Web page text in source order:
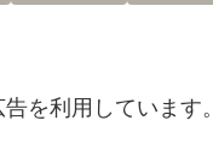
を利用しています。